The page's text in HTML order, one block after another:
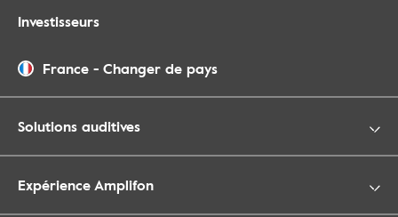
Investisseurs
France - Changer de pays
Solutions auditives
Expérience Amplifon